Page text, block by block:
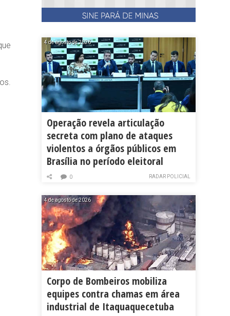
4 de agosto de 2026
Operação revela articulação
secreta com plano de ataques
violentos a órgãos públicos em
Brasília no período eleitoral
RADAR POLICIAL
0
4 de agosto de 2026
Corpo de Bombeiros mobiliza
equipes contra chamas em área
industrial de Itaquaquecetuba